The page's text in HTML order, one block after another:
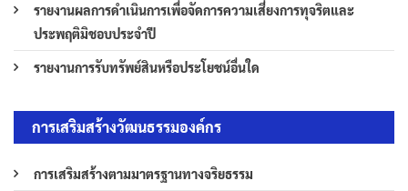
รายงานผลการดำเนินการเพื่อจัดการความเสี่ยงการทุจริตและ
ประพฤติมิชอบประจำปี
รายงานการรับทรัพย์สินหรือประโยชน์อื่นใด
การเสริมสร้างวัฒนธรรมองค์กร
การเสริมสร้างตามมาตรฐานทางจริยธรรม